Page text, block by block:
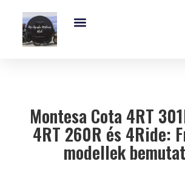
Montesa Cota 4RT
4RT 260R és 4Ride:
modellek